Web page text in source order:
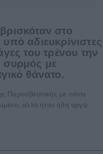
στο
αδιευκρίνιστες
του τρένου την
συρμός με
θάνατο.
Πυροσβεστικής με πέντε
αλλά ήταν ήδη αργά.